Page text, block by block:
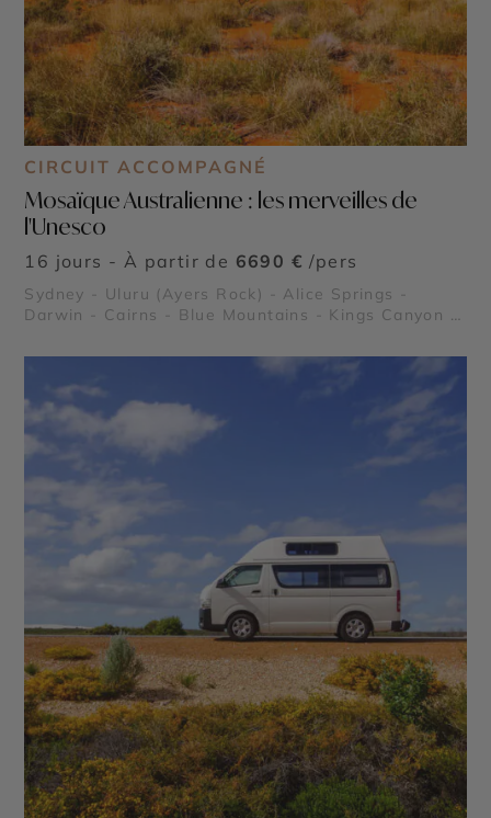
CIRCUIT ACCOMPAGNÉ
Mosaïque Australienne : les merveilles de
l'Unesco
16 jours - À partir de 6690 € /pers
Sydney - Uluru (Ayers Rock) - Alice Springs -
Darwin - Cairns - Blue Mountains - Kings Canyon -
Corail - Forêt Tropicale de Daintree